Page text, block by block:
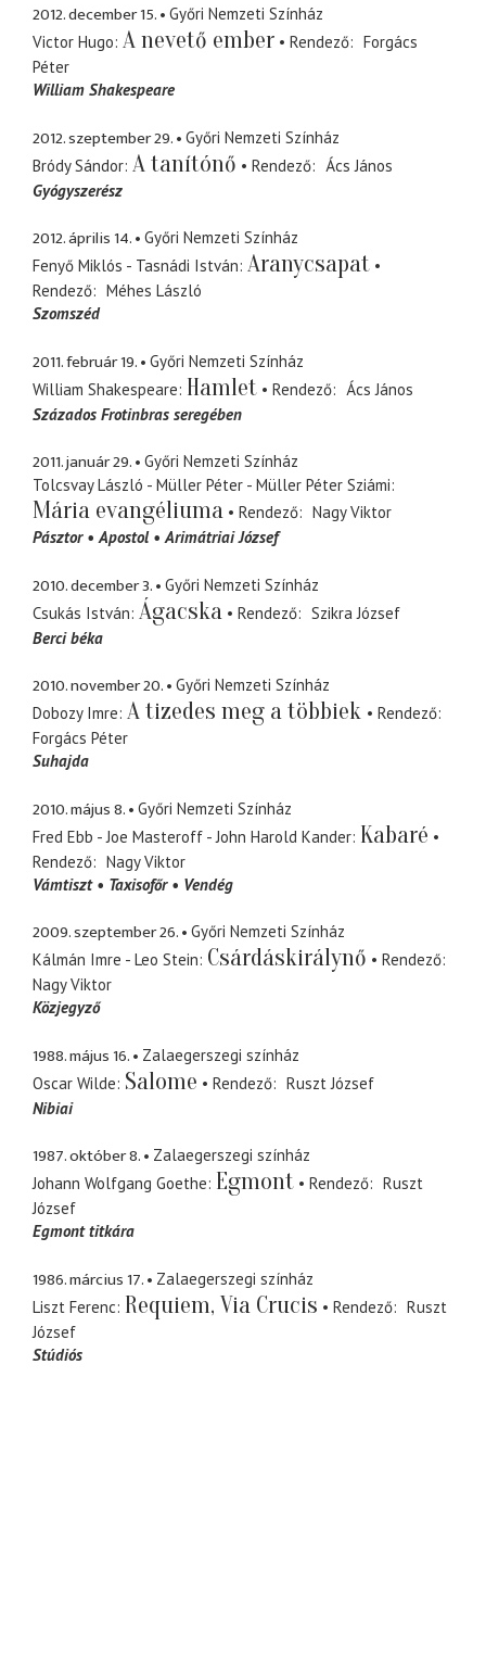
2012. december 15.
Győri Nemzeti Színház
Victor Hugo A nevető ember Rendező
Forgács
Péter
William Shakespeare
2012. szeptember 29.
Győri Nemzeti Színház
Bródy Sándor A tanítónő Rendező
Ács János
Gyógyszerész
2012. április 14.
Győri Nemzeti Színház
Fenyő Miklós - Tasnádi István Aranycsapat
Rendező
Méhes László
Szomszéd
2011. február 19.
Győri Nemzeti Színház
William Shakespeare Hamlet Rendező
Ács János
Százados Frotinbras seregében
2011. január 29.
Győri Nemzeti Színház
Tolcsvay László - Müller Péter - Müller Péter Sziámi
Mária evangéliuma Rendező
Nagy Viktor
Pásztor
Apostol Arimátriai József
2010. december 3.
Győri Nemzeti Színház
Csukás István Ágacska Rendező
Szikra József
Berci béka
2010. november 20.
Győri Nemzeti Színház
Dobozy Imre A tizedes meg a többiek
Rendező
Forgács Péter
Suhajda
2010. május 8.
Győri Nemzeti Színház
Fred Ebb - Joe Masteroff - John Harold Kander Kabaré
Rendező
Nagy Viktor
Vámtiszt
Taxisofőr Vendég
2009. szeptember 26.
Győri Nemzeti Színház
Kálmán Imre - Leo Stein Csárdáskirálynő
Rendező
Nagy Viktor
Közjegyző
1988. május 16.
Zalaegerszegi színház
Oscar Wilde Salome Rendező
Ruszt József
Nibiai
1987. október 8.
Zalaegerszegi színház
Johann Wolfgang Goethe Egmont Rendező
Ruszt
József
Egmont titkára
1986. március 17.
Zalaegerszegi színház
Liszt Ferenc Requiem, Via Crucis Rendező
Ruszt
József
Stúdiós